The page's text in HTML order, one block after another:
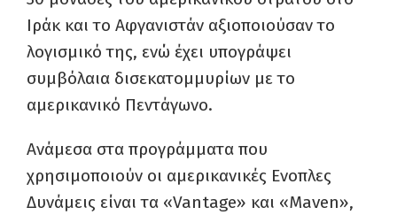
Ιράκ και το Αφγανιστάν αξιοποιούσαν το
λογισμικό της, ενώ έχει υπογράψει
συμβόλαια δισεκατομμυρίων με το
αμερικανικό Πεντάγωνο.
Ανάμεσα στα προγράμματα που
χρησιμοποιούν οι αμερικανικές Ενοπλες
Δυνάμεις είναι τα «Vantage» και «Μaven»,